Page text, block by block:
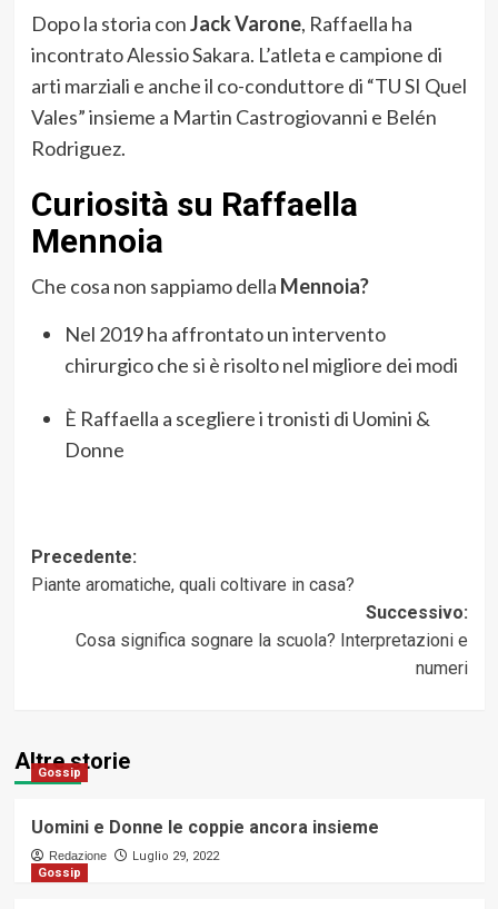
Dopo la storia conJack Varone, Raffaella ha
incontrato Alessio Sakara. L’atleta e campione di
arti marziali e anche il co-conduttore di “TU SI Quel
Vales” insieme a Martin Castrogiovanni e Belén
Rodriguez.
Curiosità su Raffaella
Mennoia
Che cosa non sappiamo della Mennoia?
Nel 2019 ha affrontato un intervento
chirurgico che si è risolto nel migliore dei modi
È Raffaella a scegliere i tronisti di Uomini &
Donne
Navigazione
articolo
Precedente:
Piante aromatiche, quali coltivare in casa?
Successivo:
Cosa significa sognare la scuola? Interpretazioni e
numeri
Altre storie
Gossip
Uomini e Donne le coppie ancora insieme
Redazione
Luglio 29, 2022
Gossip